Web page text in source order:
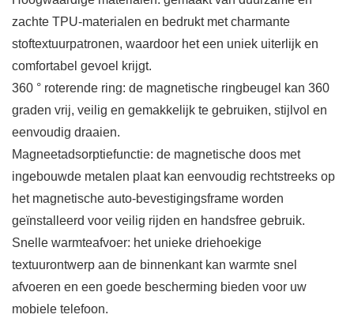
zachte TPU-materialen en bedrukt met charmante
stoftextuurpatronen, waardoor het een uniek uiterlijk en
comfortabel gevoel krijgt.
360 ° roterende ring: de magnetische ringbeugel kan 360
graden vrij, veilig en gemakkelijk te gebruiken, stijlvol en
eenvoudig draaien.
Magneetadsorptiefunctie: de magnetische doos met
ingebouwde metalen plaat kan eenvoudig rechtstreeks op
het magnetische auto-bevestigingsframe worden
geïnstalleerd voor veilig rijden en handsfree gebruik.
Snelle warmteafvoer: het unieke driehoekige
textuurontwerp aan de binnenkant kan warmte snel
afvoeren en een goede bescherming bieden voor uw
mobiele telefoon.